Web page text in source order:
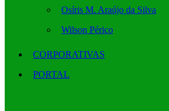
Osíris M. Araújo da Silva
Wilson Périco
CORPORATIVAS
PORTAL